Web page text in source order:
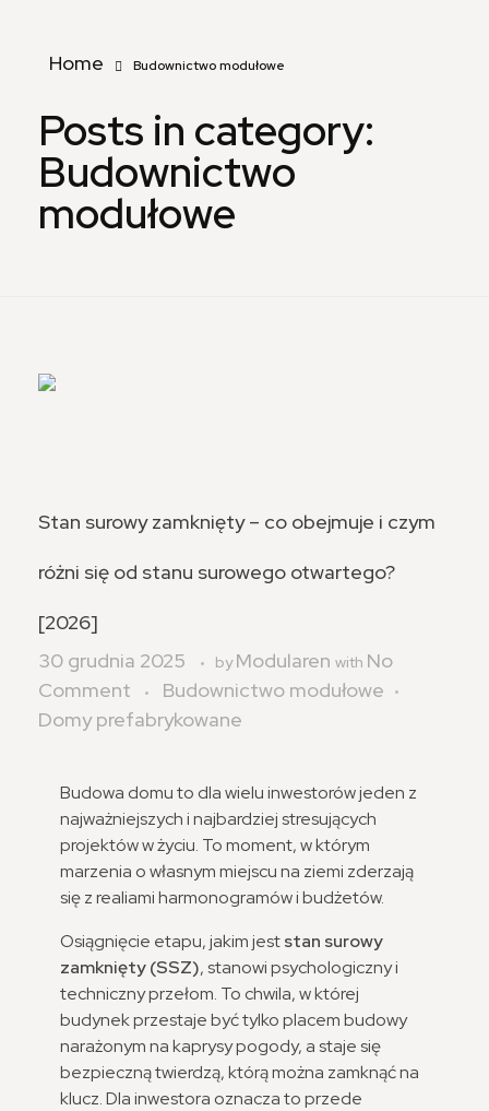
Home Budownictwo modułowe
Posts in category:
Budownictwo
modułowe
Stan surowy zamknięty – co obejmuje i czym
różni się od stanu surowego otwartego?
[2026]
30 grudnia 2025
by Modularen with No
Comment
Budownictwo modułowe
Domy prefabrykowane
Budowa domu to dla wielu inwestorów jeden z
najważniejszych i najbardziej stresujących
projektów w życiu. To moment, w którym
marzenia o własnym miejscu na ziemi zderzają
się z realiami harmonogramów i budżetów.
Osiągnięcie etapu, jakim jeststan surowy
zamknięty (SSZ), stanowi psychologiczny i
techniczny przełom. To chwila, w której
budynek przestaje być tylko placem budowy
narażonym na kaprysy pogody, a staje się
bezpieczną twierdzą, którą można zamknąć na
klucz. Dla inwestora oznacza to przede